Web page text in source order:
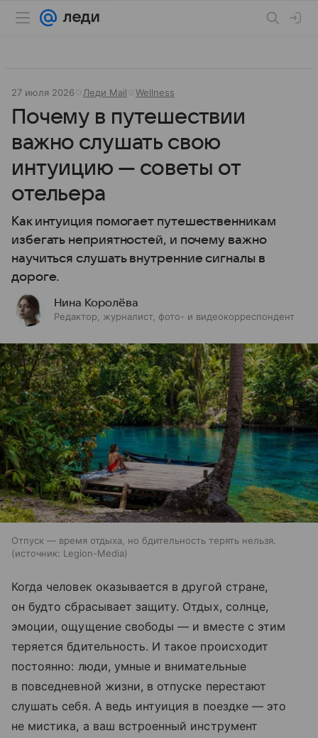
27 июля 2026 Леди Mail Wellness
Почему в путешествии
важно слушать свою
интуицию — советы от
отельера
Как интуиция помогает путешественникам
избегать неприятностей, и почему важно
научиться слушать внутренние сигналы в
дороге.
Нина Королёва
Редактор, журналист, фото- и видеокорреспондент
Отпуск — время отдыха, но бдительность терять нельзя.
источник: Legion-Media
Когда человек оказывается в другой стране,
он будто сбрасывает защиту. Отдых, солнце,
эмоции, ощущение свободы — и вместе с этим
теряется бдительность. И такое происходит
постоянно: люди, умные и внимательные
в повседневной жизни, в отпуске перестают
слушать себя. А ведь интуиция в поездке — это
не мистика, а ваш встроенный инструмент